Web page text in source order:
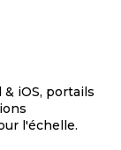
iOS, portails
l'échelle.